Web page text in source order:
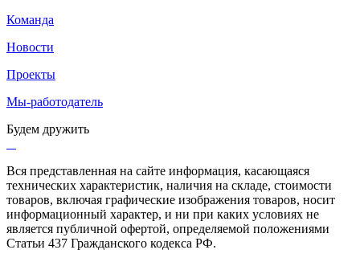
Команда
Новости
Проекты
Мы-работодатель
Будем дружить
Вся представленная на сайте информация, касающаяся
технических характеристик, наличия на складе, стоимости
товаров, включая графические изображения товаров, носит
информационный характер, и ни при каких условиях не
является публичной офертой, определяемой положениями
Статьи 437 Гражданского кодекса РФ.